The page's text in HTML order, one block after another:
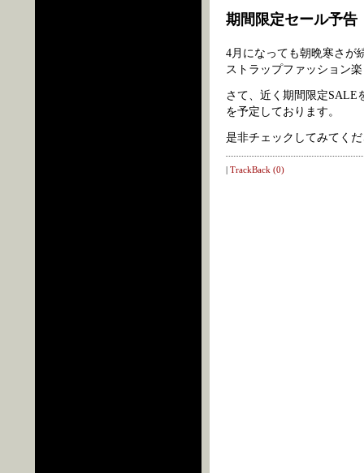
期間限定セール予告
4月になっても朝晩寒さが
ストラップファッション
さて、近く期間限定SALE
を予定しております。
是非チェックしてみてく
| TrackBack (0)